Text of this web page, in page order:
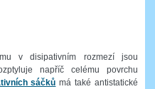
v disipativním rozmezí jsou
napříč celému povrchu
sáčků má také antistatické